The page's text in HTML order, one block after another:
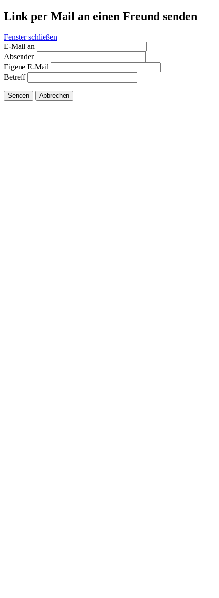
Link per Mail an einen Freund senden
Fenster schließen
E-Mail an
Absender
Eigene E-Mail
Betreff
Senden Abbrechen